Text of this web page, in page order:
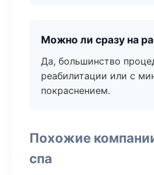
Можно ли сразу на
Да, большинство
реабилитации или с
покраснением.
Похожие
спа